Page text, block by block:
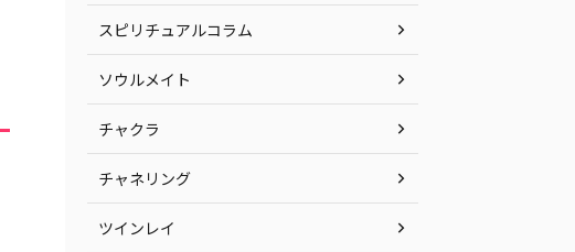
スピリチュアルコラム
ソウルメイト
チャクラ
チャネリング
ツインレイ